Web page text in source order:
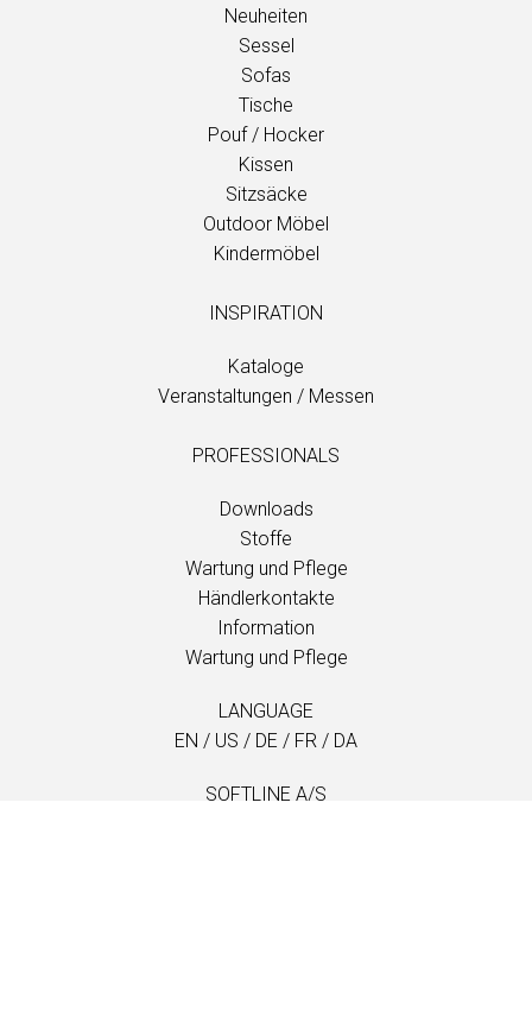
Neuheiten
Sessel
Sofas
Tische
Pouf / Hocker
Kissen
Sitzsäcke
Outdoor Möbel
Kindermöbel
INSPIRATION
Kataloge
Veranstaltungen / Messen
PROFESSIONALS
Downloads
Stoffe
Wartung und Pflege
Händlerkontakte
Information
Wartung und Pflege
LANGUAGE
EN / US / DE / FR / DA
SOFTLINE A/S